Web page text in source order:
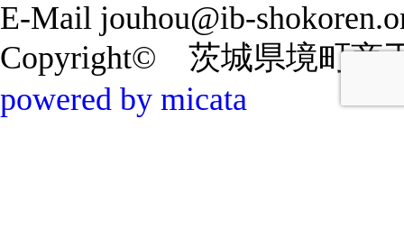
E-Mail jouhou@ib-
Copyright© 茨城県境町商
powered by micata